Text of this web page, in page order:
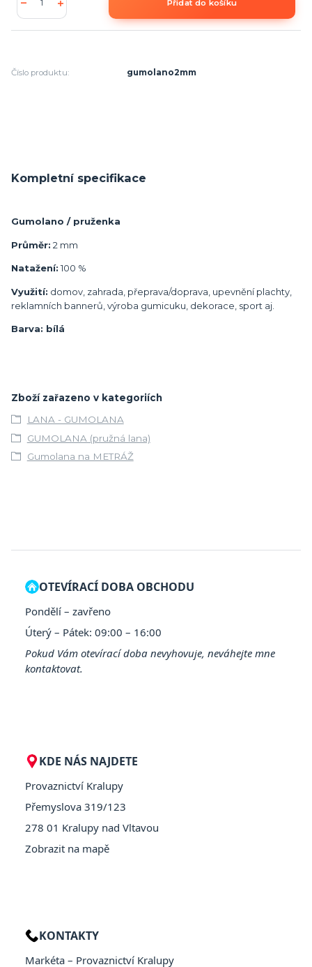
Přidat do košíku
Číslo produktu: gumolano2mm
Kompletní specifikace
Gumolano / pruženka
Průměr: 2 mm
Natažení: 100 %
Využití: domov, zahrada, přeprava/doprava, upevnění plachty,
reklamních bannerů, výroba gumicuku, dekorace, sport aj.
Barva: bílá
Zboží zařazeno v kategoriích
LANA - GUMOLANA
GUMOLANA (pružná lana)
Gumolana na METRÁŽ
OTEVÍRACÍ DOBA OBCHODU
Pondělí – zavřeno
Úterý – Pátek: 09:00 – 16:00
Pokud Vám otevírací doba nevyhovuje, neváhejte mne
kontaktovat.
KDE NÁS NAJDETE
Provaznictví Kralupy
Přemyslova 319/123
278 01 Kralupy nad Vltavou
Zobrazit na mapě
KONTAKTY
Markéta – Provaznictví Kralupy